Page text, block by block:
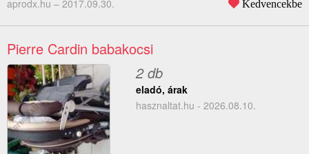
aprodx.hu – 2017.09.30. Kedvencekbe
Pierre Cardin babakocsi
2 db
eladó, árak
hasznaltat.hu - 2026.08.10.